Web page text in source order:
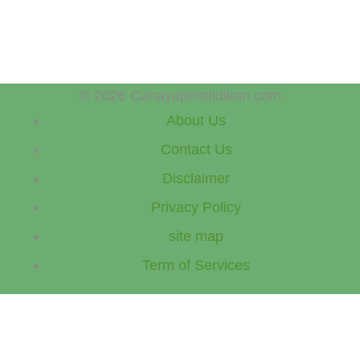
© 2026 Cahayapendidikan.com
About Us
Contact Us
Disclaimer
Privacy Policy
site map
Term of Services